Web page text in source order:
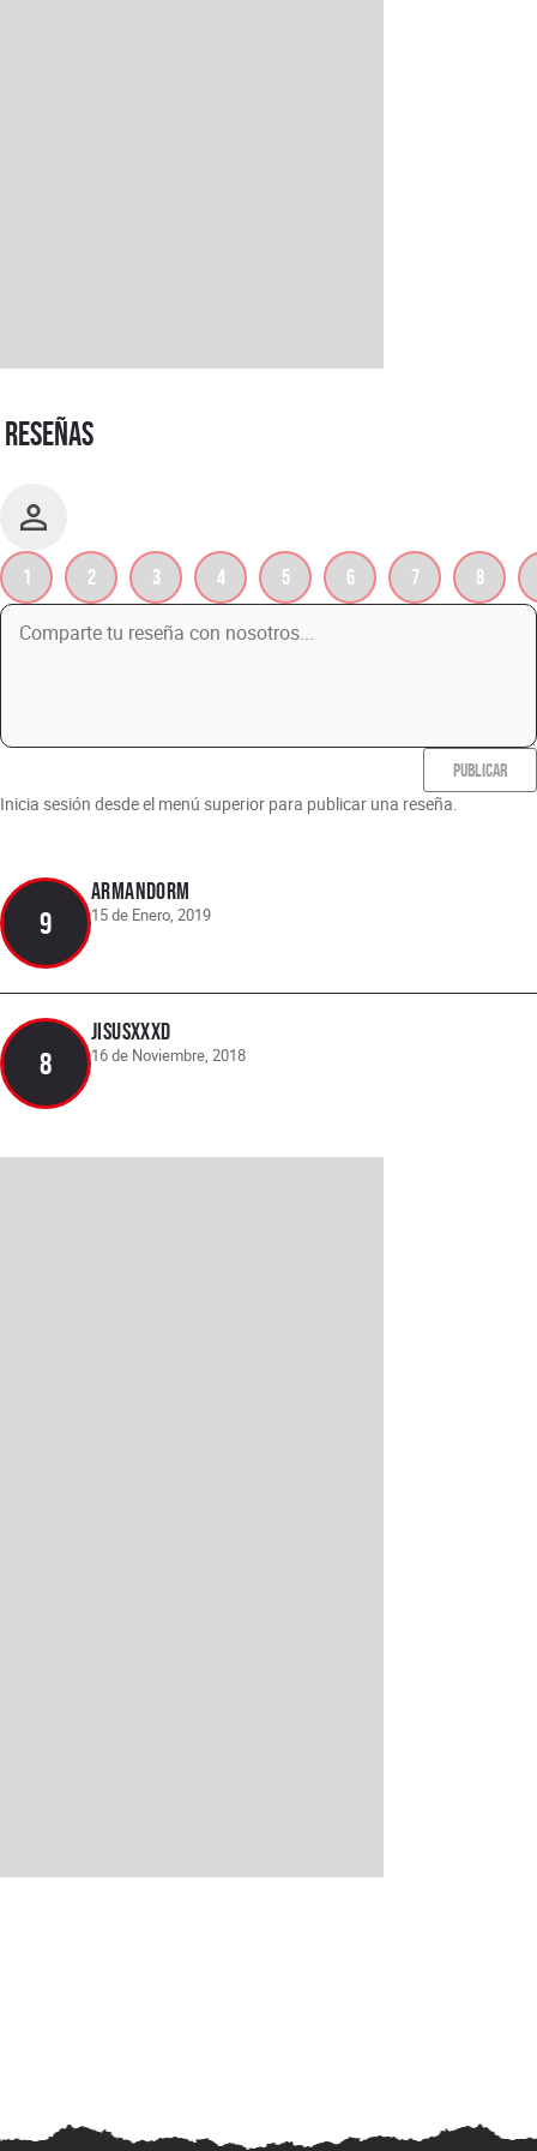
RESEÑAS
1 2 3 4 5 6 7 8
PUBLICAR
Inicia sesión desde el menú superior para publicar una reseña.
9
ArmandoRm
15 de Enero, 2019
8
Jisusxxxd
16 de Noviembre, 2018